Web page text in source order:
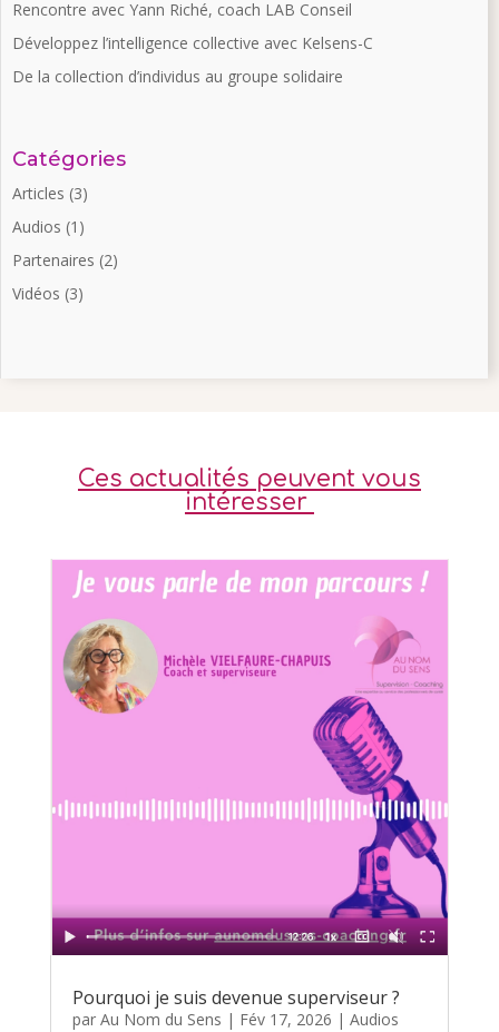
Rencontre avec Yann Riché, coach LAB Conseil
Développez l’intelligence collective avec Kelsens-C
De la collection d’individus au groupe solidaire
Catégories
Articles (3)
Audios (1)
Partenaires (2)
Vidéos (3)
Ces actualités peuvent vous
intéresser
Pourquoi je suis devenue superviseur ?
par Au Nom du Sens | Fév 17, 2026 | Audios